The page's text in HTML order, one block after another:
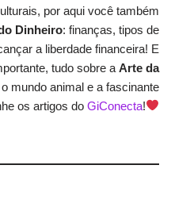
por aqui você também
Dinheiro: finanças, tipos de
a liberdade financeira! E
tudo sobre a Arte da
mundo animal e a fascinante
os artigos do GiConecta!